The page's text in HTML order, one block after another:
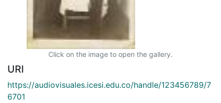
Click on the image to open the gallery.
URI
https://audiovisuales.icesi.edu.co/handle/123456789/7
6701